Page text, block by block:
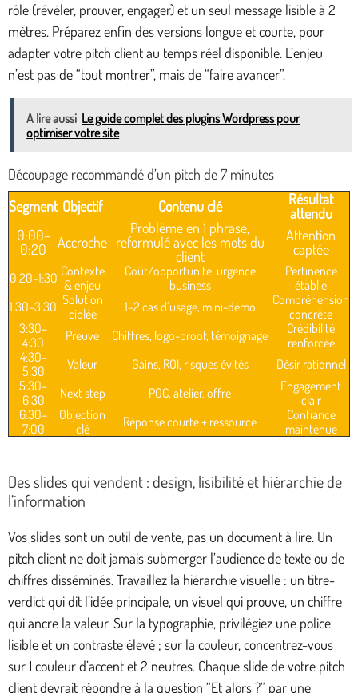
rôle (révéler, prouver, engager) et un seul message lisible à 2
mètres. Préparez enfin des versions longue et courte, pour
adapter votre pitch client au temps réel disponible. L’enjeu
n’est pas de “tout montrer”, mais de “faire avancer”.
A lire aussi Le guide complet des plugins Wordpress pour
optimiser votre site
Découpage recommandé d’un pitch de 7 minutes
Segment Objectif Contenu clé
Résultat
attendu
0:00–
0:20
Accroche
Problème en 1 phrase,
reformulé avec les mots du
client
Attention
captée
0:20–1:30 Contexte
& enjeu
Coût/opportunité, urgence
business
Pertinence
établie
1:30–3:30 Solution
ciblée
1–2 cas d’usage, mini-démo
Compréhension
concrète
3:30–
4:30
Preuve Chiffres, logo-proof, témoignage
Crédibilité
renforcée
4:30–
5:30
Valeur Gains, ROI, risques évités
Désir rationnel
5:30–
6:30
Next step POC, atelier, offre
Engagement
clair
6:30–
7:00
Objection
clé
Réponse courte + ressource
Confiance
maintenue
Des slides qui vendent : design, lisibilité et hiérarchie de
l’information
Vos slides sont un outil de vente, pas un document à lire. Un
pitch client ne doit jamais submerger l’audience de texte ou de
chiffres disséminés. Travaillez la hiérarchie visuelle : un titre-
verdict qui dit l’idée principale, un visuel qui prouve, un chiffre
qui ancre la valeur. Sur la typographie, privilégiez une police
lisible et un contraste élevé ; sur la couleur, concentrez-vous
sur 1 couleur d’accent et 2 neutres. Chaque slide de votre pitch
client devrait répondre à la question “Et alors ?” par une